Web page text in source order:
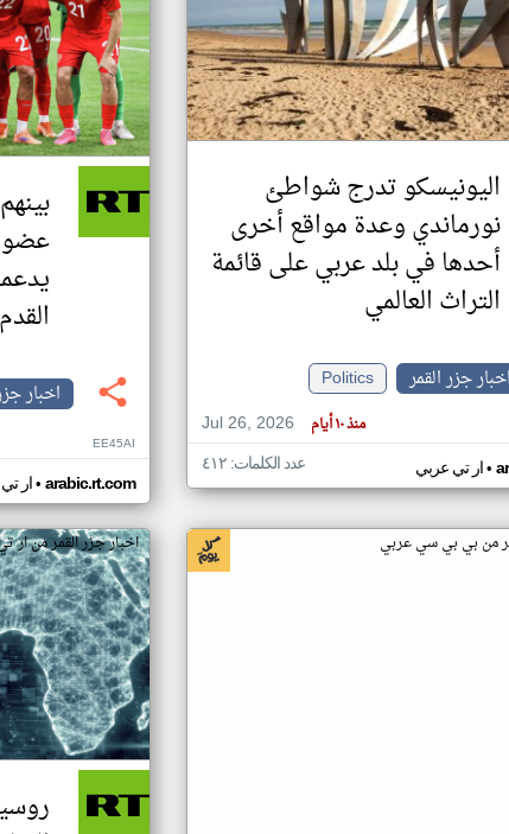
اليونيسكو تدرج شواطئ
نورماندي وعدة مواقع أخرى
أحدها في بلد عربي على قائمة
التراث العالمي
اخبار جزر القمر
Politics
Jul 26, 2026
منذ ١٠ أيام
ار تي عربي• عدد الكلمات: ٤١٢
اخبار
EE45AI
ار• arabic.rt.com
من بي بي سي عربي اخبار جزر القمر من ار